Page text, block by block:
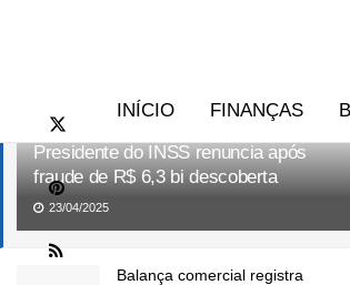
Presidente do INSS renuncia após
fraude de R$ 6,3 bi descoberta
23/04/2025
Balança comercial registra
INÍCIO FINANÇAS